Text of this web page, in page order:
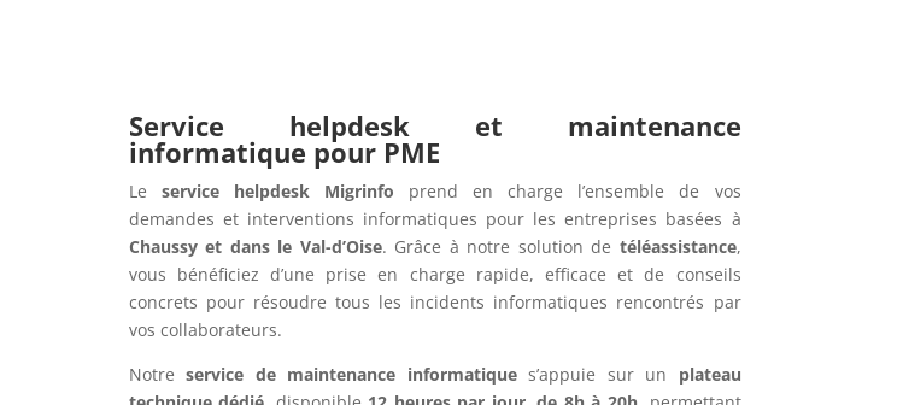
Service helpdesk et maintenance
informatique pour PME
Le service helpdesk Migrinfo prend en charge l’ensemble de vos
demandes et interventions informatiques pour les entreprises basées à
Chaussy et dans le Val-d’Oise. Grâce à notre solution de téléassistance,
vous bénéficiez d’une prise en charge rapide, efficace et de conseils
concrets pour résoudre tous les incidents informatiques rencontrés par
vos collaborateurs.
Notreservice de maintenance informatiques’appuie sur un plateau